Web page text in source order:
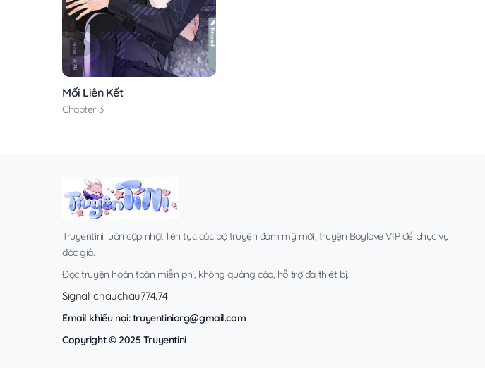
Mối Liên Kết
Chapter 3
Truyentini luôn cập nhật liên tục các bộ truyện đam mỹ mới, truyện Boylove VIP để phục vụ
độc giả.
Đọc truyện hoàn toàn miễn phí, không quảng cáo, hỗ trợ đa thiết bị.
Signal: chauchau774.74
Email khiếu nại:truyentiniorg@gmail.com
Copyright © 2025 Truyentini